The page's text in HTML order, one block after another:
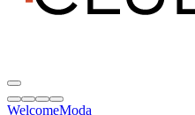
WelcomeModa